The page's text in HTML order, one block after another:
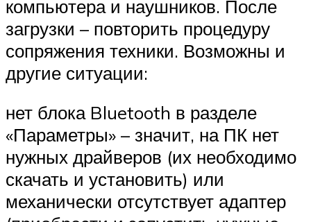
компьютера и наушников. После
загрузки – повторить процедуру
сопряжения техники. Возможны и
другие ситуации:
нет блока Bluetooth в разделе
«Параметры» – значит, на ПК нет
нужных драйверов (их необходимо
скачать и установить) или
механически отсутствует адаптер